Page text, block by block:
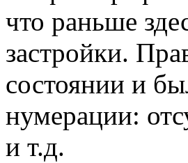
что раньше
застройки.
состоянии и
нумерации:
и т.д.